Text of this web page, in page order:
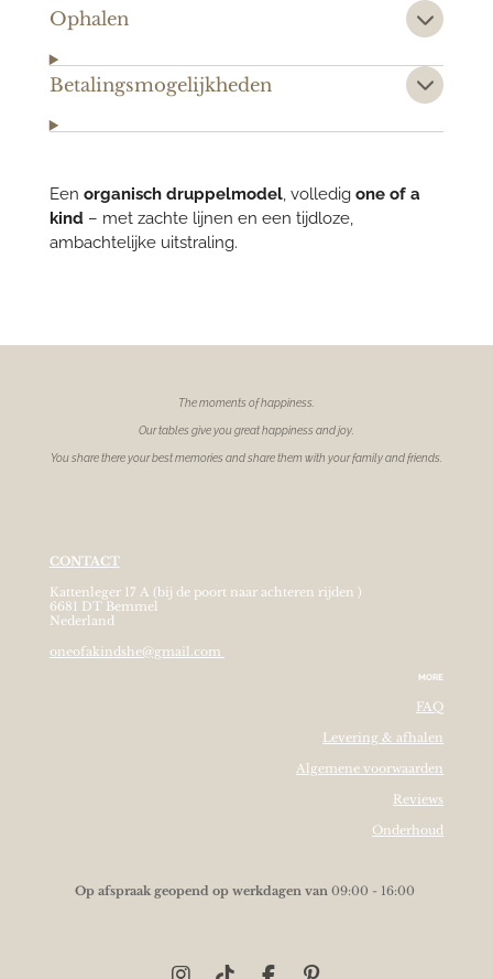
Ophalen
Betalingsmogelijkheden
Een organisch druppelmodel, volledig one of a
kind – met zachte lijnen en een tijdloze,
ambachtelijke uitstraling.
The moments ofhappiness.
Our tables give you great happiness and joy.
You share there your best memories and share them with your family and friends.
CONTACT
Kattenleger 17 A (bij de poort naar achteren rijden )
6681 DT Bemmel
Nederland
oneofakindshe@gmail.com
MORE
FAQ
Levering & afhalen
Algemene voorwaarden
Reviews
Onderhoud
Op afspraak geopend op werkdagen van 09:00 - 16:00